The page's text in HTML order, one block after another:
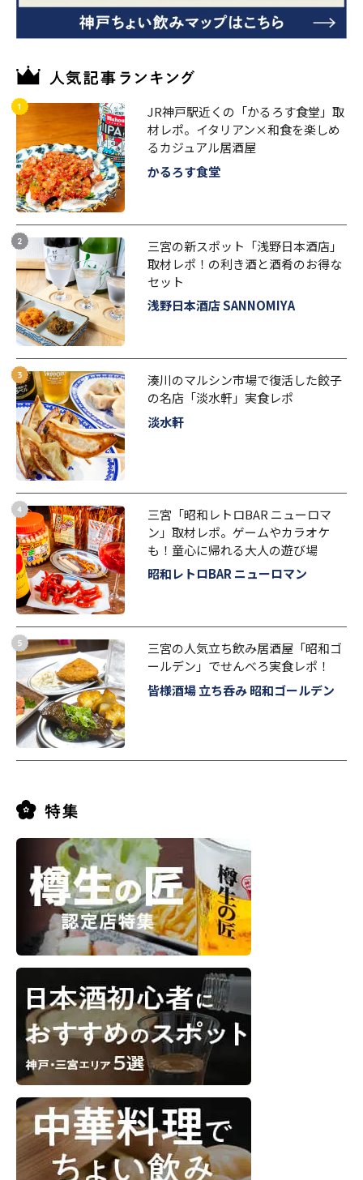
JR神戸駅近くの「かるろす食堂」取
材レポ。イタリアン×和食を楽しめ
るカジュアル居酒屋
かるろす食堂
三宮の新スポット「浅野日本酒店」
取材レポ！の利き酒と酒肴のお得な
セット
浅野日本酒店 SANNOMIYA
湊川のマルシン市場で復活した餃子
の名店「淡水軒」実食レポ
淡水軒
三宮「昭和レトロBAR ニューロマ
ン」取材レポ。ゲームやカラオケ
も！童心に帰れる大人の遊び場
昭和レトロBAR ニューロマン
三宮の人気立ち飲み居酒屋「昭和ゴ
ールデン」でせんべろ実食レポ！
皆様酒場 立ち呑み 昭和ゴールデン